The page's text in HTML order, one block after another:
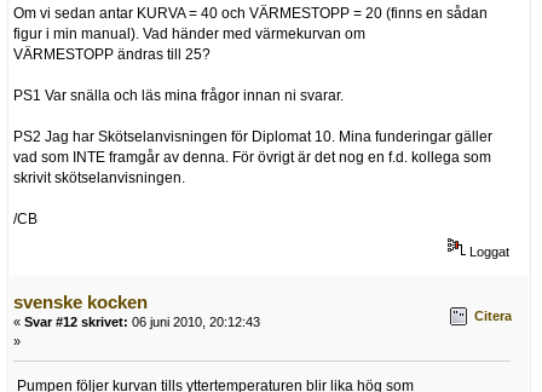
Om vi sedan antar KURVA = 40 och VÄRMESTOPP = 20 (finns en sådan
figur i min manual). Vad händer med värmekurvan om
VÄRMESTOPP ändras till 25?
PS1 Var snälla och läs mina frågor innan ni svarar.
PS2 Jag har Skötselanvisningen för Diplomat 10. Mina funderingar gäller
vad som INTE framgår av denna. För övrigt är det nog en f.d. kollega som
skrivit skötselanvisningen.
/CB
Loggat
svenske kocken
« Svar #12 skrivet: 06 juni 2010, 20:12:43
»
Citera
Pumpen följer kurvan tills yttertemperaturen blir lika hög som